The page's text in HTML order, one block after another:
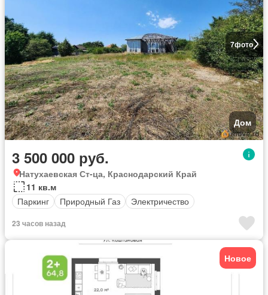
7фото
Дом
3 500 000 руб.
Натухаевская Ст-ца, Краснодарский Край
11 кв.м
Паркинг
Природный Газ Электричество
23 часов назад
Новое